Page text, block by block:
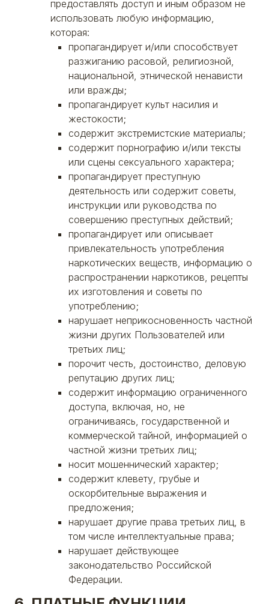
предоставлять доступ и иным образом не
использовать любую информацию,
которая:
пропагандирует и/или способствует
разжиганию расовой, религиозной,
национальной, этнической ненависти
или вражды;
пропагандирует культ насилия и
жестокости;
содержит экстремистские материалы;
содержит порнографию и/или тексты
или сцены сексуального характера;
пропагандирует преступную
деятельность или содержит советы,
инструкции или руководства по
совершению преступных действий;
пропагандирует или описывает
привлекательность употребления
наркотических веществ, информацию о
распространении наркотиков, рецепты
их изготовления и советы по
употреблению;
нарушает неприкосновенность частной
жизни других Пользователей или
третьих лиц;
порочит честь, достоинство, деловую
репутацию других лиц;
содержит информацию ограниченного
доступа, включая, но, не
ограничиваясь, государственной и
коммерческой тайной, информацией о
частной жизни третьих лиц;
носит мошеннический характер;
содержит клевету, грубые и
оскорбительные выражения и
предложения;
нарушает другие права третьих лиц, в
том числе интеллектуальные права;
нарушает действующее
законодательство Российской
Федерации.